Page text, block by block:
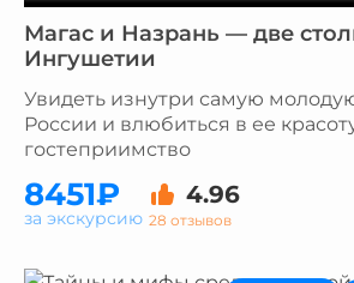
Магас и Назрань — две
Ингушетии
Увидеть изнутри самую
России и влюбиться в ее
гостеприимство
8451₽ 4.96
28 отзывов
за экскурсию